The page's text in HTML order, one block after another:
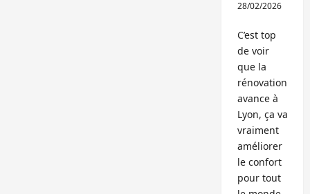
28/02/2026
C’est top
de voir
que la
rénovation
avance à
Lyon, ça va
vraiment
améliorer
le confort
pour tout